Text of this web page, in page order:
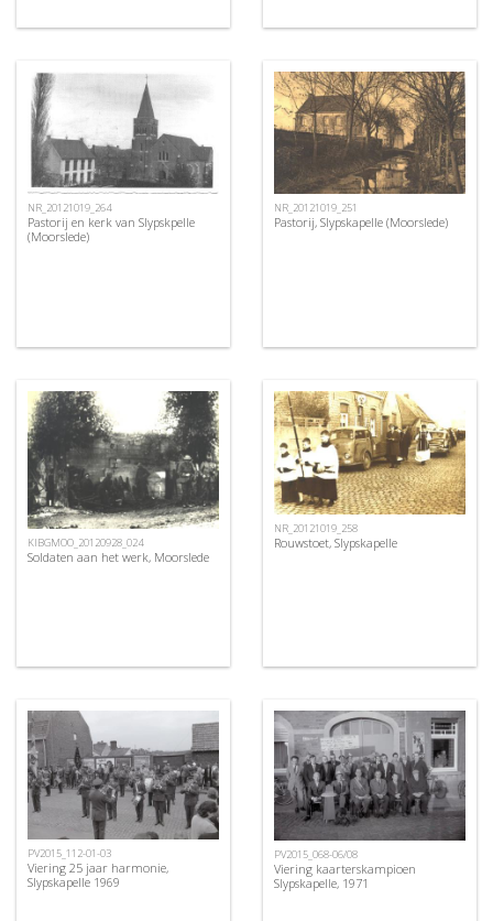
NR_20121019_264
Pastorij en kerk van Slypskpelle
(Moorslede)
NR_20121019_251
Pastorij, Slypskapelle (Moorslede)
KIBGMOO_20120928_024
Soldaten aan het werk, Moorslede
NR_20121019_258
Rouwstoet, Slypskapelle
PV2015_112-01-03
Viering 25 jaar harmonie,
Slypskapelle 1969
PV2015_068-06/08
Viering kaarterskampioen
Slypskapelle, 1971